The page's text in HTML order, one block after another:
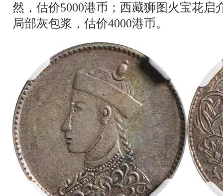
然，估价5000港币；西藏狮图火宝花启
局部灰包浆，估价4000港币。